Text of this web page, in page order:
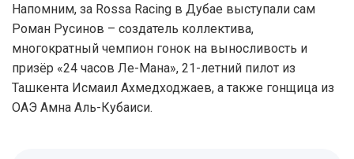
Напомним, за Rossa Racing в Дубае выступали сам
Роман Русинов – создатель коллектива,
многократный чемпион гонок на выносливость и
призёр «24 часов Ле-Мана», 21-летний пилот из
Ташкента Исмаил Ахмедходжаев, а также гонщица из
ОАЭ Амна Аль-Кубаиси.